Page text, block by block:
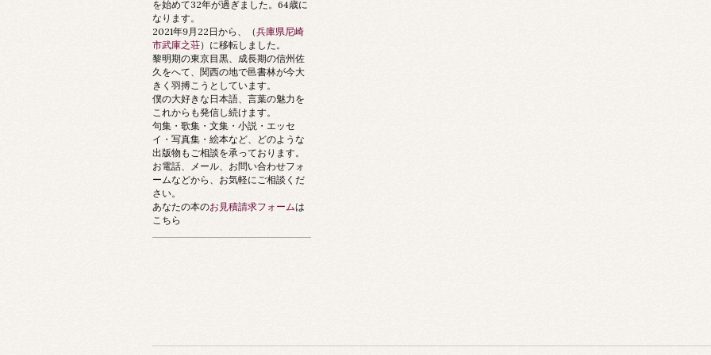
を始めて32年が過ぎました。64歳に
なります。
2021年9月22日から、（兵庫県尼崎
市武庫之荘）に移転しました。
黎明期の東京目黒、成長期の信州佐
久をへて、関西の地で邑書林が今大
きく羽搏こうとしています。
僕の大好きな日本語、言葉の魅力を
これからも発信し続けます。
句集・歌集・文集・小説・エッセ
イ・写真集・絵本など、どのような
出版物もご相談を承っております。
お電話、メール、お問い合わせフォ
ームなどから、お気軽にご相談くだ
さい。
あなたの本のお見積請求フォームは
こちら